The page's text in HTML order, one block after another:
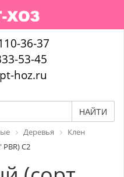
36-37
53-45
hoz.ru
НАЙТИ
Деревья
Клен
С2